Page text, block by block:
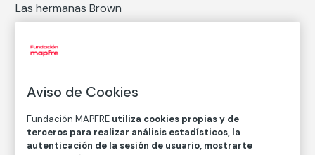
Las hermanas Brown
Nicholas Nixon
Copia en papel baritado con emulsión de gelatina y
Medidas
Medidas mancha: 46 × 57,2 cm
Aviso de Cookies
Fundación MAPFRE utiliza cookies propias y de
terceros para realizar análisis estadísticos, la
autenticación de la sesión de usuario, mostrarte